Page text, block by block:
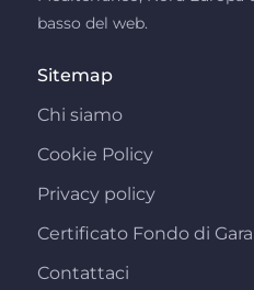
basso del web.
Sitemap
Chi siamo
Cookie Policy
Privacy policy
Certificato Fondo di
Contattaci